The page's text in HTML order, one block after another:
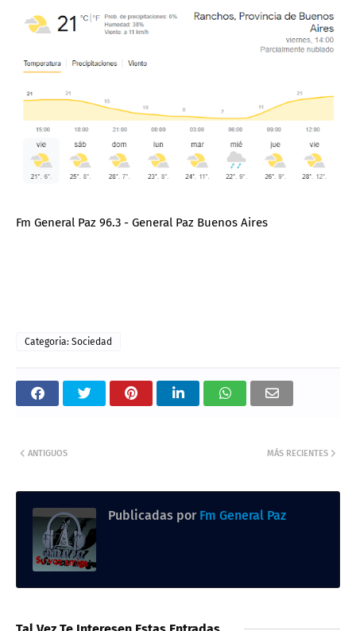
Fm General Paz 96.3 - General Paz Buenos Aires
Categoria: Sociedad
MÁS RECIENTES
ANTIGUOS
Publicadas por Fm General Paz